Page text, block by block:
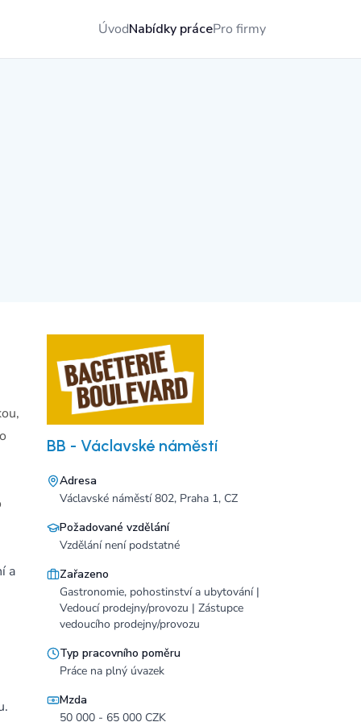
ÚvodNabídky prácePro firmy
a
BB - Václavské náměstí
Adresa
Václavské náměstí 802, Praha 1, CZ
Požadované vzdělání
Vzdělání není podstatné
Zařazeno
Gastronomie, pohostinství a ubytování |
Vedoucí prodejny/provozu | Zástupce
vedoucího prodejny/provozu
Typ pracovního poměru
Práce na plný úvazek
Mzda
50 000 - 65 000 CZK